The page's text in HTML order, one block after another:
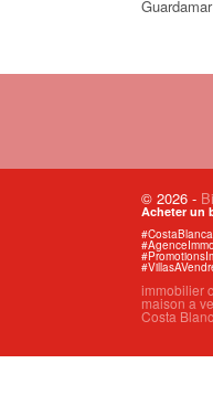
Guardamar
© 2026 -
Acheter un
immobilier
maison a
Costa